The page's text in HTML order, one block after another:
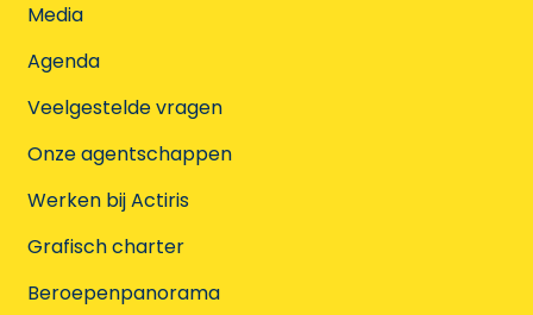
Media
Agenda
Veelgestelde vragen
Onze agentschappen
Werken bij Actiris
Grafisch charter
Beroepenpanorama